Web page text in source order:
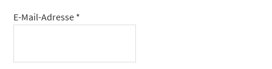
E-Mail-Adresse *